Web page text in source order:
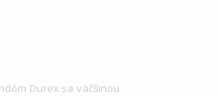
Durex sa väčšinou